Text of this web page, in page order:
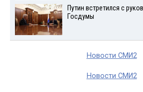
Путин встретился с
Госдумы
Новости СМИ2
Новости СМИ2